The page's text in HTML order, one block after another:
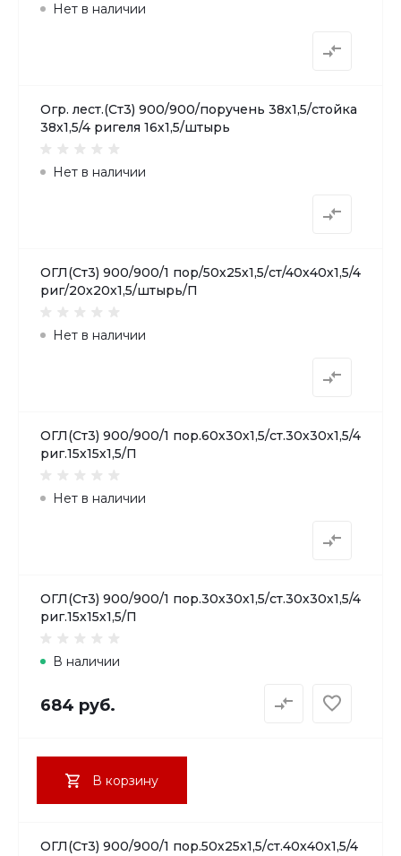
Нет в наличии
Огр. лест.(Ст3) 900/900/поручень 38х1,5/стойка
38х1,5/4 ригеля 16х1,5/штырь
Нет в наличии
ОГЛ(Ст3) 900/900/1 пор/50х25х1,5/ст/40х40х1,5/4
риг/20х20х1,5/штырь/П
Нет в наличии
ОГЛ(Ст3) 900/900/1 пор.60х30х1,5/ст.30х30х1,5/4
риг.15х15х1,5/П
Нет в наличии
ОГЛ(Ст3) 900/900/1 пор.30х30х1,5/ст.30х30х1,5/4
риг.15х15х1,5/П
В наличии
684 руб.
В корзину
ОГЛ(Ст3) 900/900/1 пор.50х25х1,5/ст.40х40х1,5/4